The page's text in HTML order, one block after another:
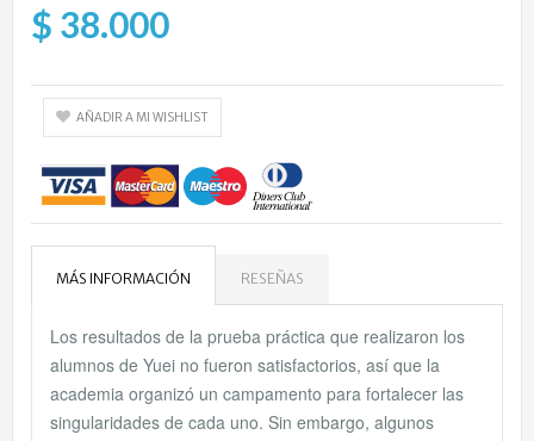
$ 38.000
AÑADIR A MI WISHLIST
MÁS INFORMACIÓN RESEÑAS
Los resultados de la prueba práctica que realizaron los
alumnos de Yuei no fueron satisfactorios, así que la
academia organizó un campamento para fortalecer las
singularidades de cada uno. Sin embargo, algunos